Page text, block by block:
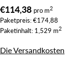
Regulärer
Preis
€114,38 pro m2
Paketpreis: €174,88
Paketinhalt: 1,529 m2
Die Versandkosten